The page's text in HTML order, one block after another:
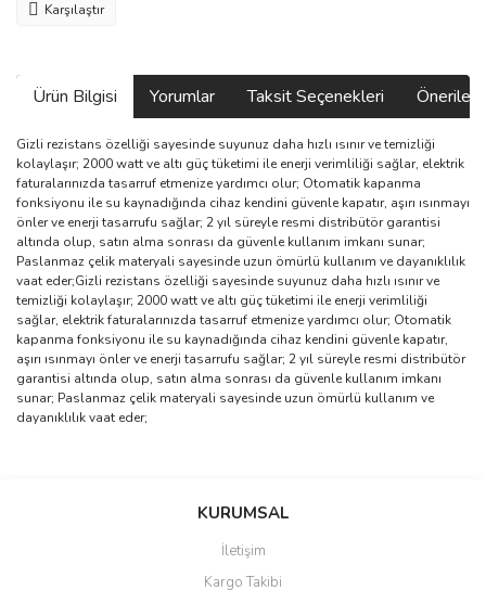
Karşılaştır
Ürün Bilgisi Yorumlar Taksit Seçenekleri
Gizli rezistans özelliği sayesinde suyunuz daha hızlı ısınır ve temizliği
kolaylaşır; 2000 watt ve altı güç tüketimi ile enerji verimliliği sağlar, elektrik
faturalarınızda tasarruf etmenize yardımcı olur; Otomatik kapanma
fonksiyonu ile su kaynadığında cihaz kendini güvenle kapatır, aşırı ısınmayı
önler ve enerji tasarrufu sağlar; 2 yıl süreyle resmi distribütör garantisi
altında olup, satın alma sonrası da güvenle kullanım imkanı sunar;
Paslanmaz çelik materyali sayesinde uzun ömürlü kullanım ve dayanıklılık
vaat eder;Gizli rezistans özelliği sayesinde suyunuz daha hızlı ısınır ve
temizliği kolaylaşır; 2000 watt ve altı güç tüketimi ile enerji verimliliği
sağlar, elektrik faturalarınızda tasarruf etmenize yardımcı olur; Otomatik
kapanma fonksiyonu ile su kaynadığında cihaz kendini güvenle kapatır,
aşırı ısınmayı önler ve enerji tasarrufu sağlar; 2 yıl süreyle resmi distribütör
garantisi altında olup, satın alma sonrası da güvenle kullanım imkanı
sunar; Paslanmaz çelik materyali sayesinde uzun ömürlü kullanım ve
dayanıklılık vaat eder;
Bu ürüne ilk yorumu siz yapın!
Ürün resmi kalitesiz, bozuk veya görüntülenemiyor.
KURUMSAL
İletişim
Kargo Takibi